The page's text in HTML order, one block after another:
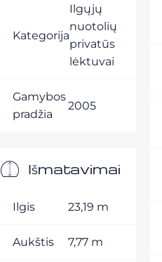
Kategorija
Ilgųjų
nuotolių
privatūs
lėktuvai
Gamybos
pradžia
2005
Išmatavimai
Ilgis 23,19 m
Aukštis 7,77 m